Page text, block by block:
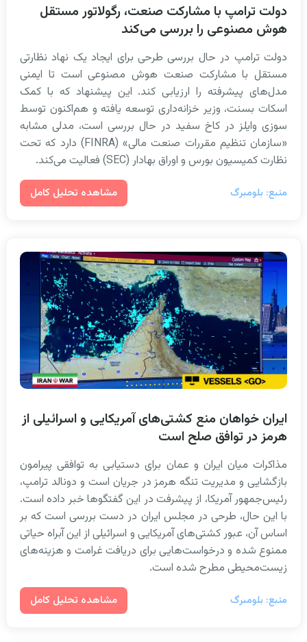
دولت ترامپ با مشارکت صنعت، رگولاتور مستقل
هوش مصنوعی را بررسی می‌کند
دولت ترامپ در حال بررسی طرحی برای ایجاد یک نهاد نظارتی
مستقل با مشارکت صنعت هوش مصنوعی است تا ایمنی
مدل‌های پیشرفته را ارزیابی کند. این پیشنهاد که با کمک
اسکات بسنت، وزیر خزانه‌داری توسعه یافته و هم‌اکنون توسط
سوزی وایلز در کاخ سفید در حال بررسی است، مدلی مشابه
«سازمان تنظیم مقررات صنعت مالی» (FINRA) دارد که تحت
نظارت کمیسیون بورس و اوراق بهادار (SEC) فعالیت می‌کند.
منبع: بلومبرگ مشاهده تحلیل کامل
ایران خواهان منع کشتی‌های آمریکایی و اسرائیلی از
هرمز در توافق صلح است
مذاکرات میان ایران و عمان برای دستیابی به توافقی پیرامون
بازگشایی و مدیریت تنگه هرمز در جریان است و دونالد ترامپ،
رئیس‌جمهور آمریکا، از پیشرفت در این گفتگوها خبر داده است.
با این حال، طرحی در مجلس ایران در دست بررسی است که بر
اساس آن، عبور کشتی‌های آمریکایی و اسرائیلی از این آبراه حیاتی
ممنوع شده و درخواست‌هایی برای دریافت غرامت و هزینه‌های
زیست‌محیطی مطرح شده است.
منبع: بلومبرگ مشاهده تحلیل کامل